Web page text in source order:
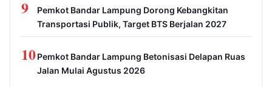
9
Pemkot Bandar Lampung Dorong Kebangkitan
Transportasi Publik, Target BTS Berjalan 2027
10Pemkot Bandar Lampung Betonisasi Delapan Ruas
Jalan Mulai Agustus 2026